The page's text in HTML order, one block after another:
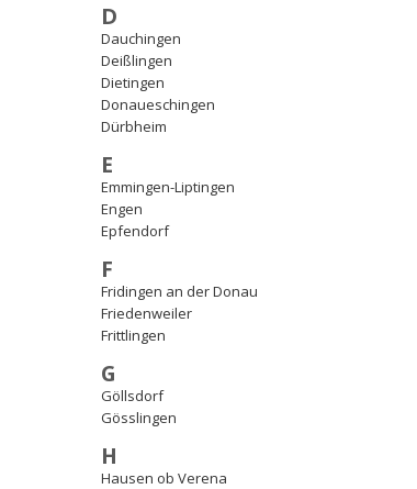
D
Dauchingen
Deißlingen
Dietingen
Donaueschingen
Dürbheim
E
Emmingen-Liptingen
Engen
Epfendorf
F
Fridingen an der Donau
Friedenweiler
Frittlingen
G
Göllsdorf
Gösslingen
H
Hausen ob Verena